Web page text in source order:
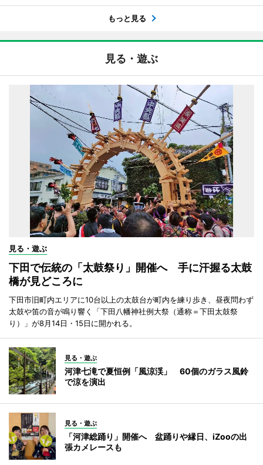
もっと見る
見る・遊ぶ
見る・遊ぶ
下田で伝統の「太鼓祭り」開催へ 手に汗握る太鼓
橋が見どころに
下田市旧町内エリアに10台以上の太鼓台が町内を練り歩き、昼夜問わず
太鼓や笛の音が鳴り響く「下田八幡神社例大祭（通称＝下田太鼓祭
り）」が8月14日・15日に開かれる。
見る・遊ぶ
河津七滝で夏恒例「風涼渓」 60個のガラス風鈴
で涼を演出
見る・遊ぶ
「河津総踊り」開催へ 盆踊りや縁日、iZooの出
張カメレースも